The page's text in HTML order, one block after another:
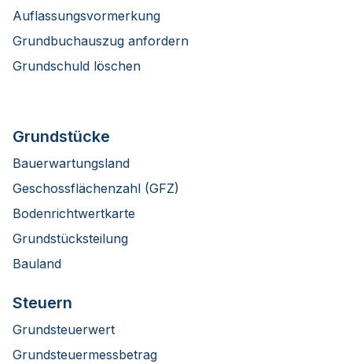
Auflassungsvormerkung
Grundbuchauszug anfordern
Grundschuld löschen
Grundstücke
Bauerwartungsland
Geschossflächenzahl (GFZ)
Bodenrichtwertkarte
Grundstücksteilung
Bauland
Steuern
Grundsteuerwert
Grundsteuermessbetrag